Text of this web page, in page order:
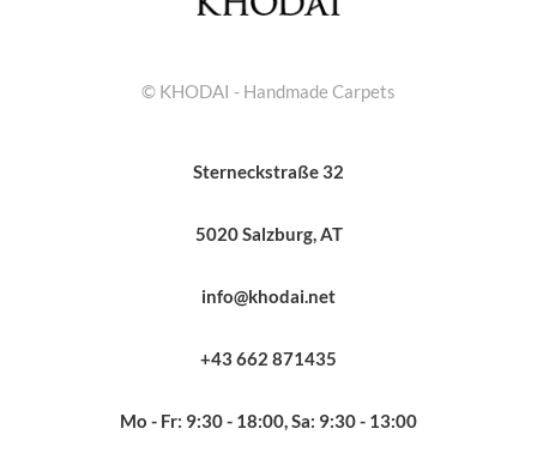
© KHODAI - Handmade Carpets
Sterneckstraße 32
5020 Salzburg, AT
info@khodai.net
+43 662 871435
Mo - Fr: 9:30 - 18:00, Sa: 9:30 - 13:00